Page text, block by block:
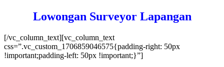
Lowongan Surveyor Lapangan
[/vc_column_text][vc_column_text
css=”.vc_custom_1706859046575{padding-right: 50px
!important;padding-left: 50px !important;}”]